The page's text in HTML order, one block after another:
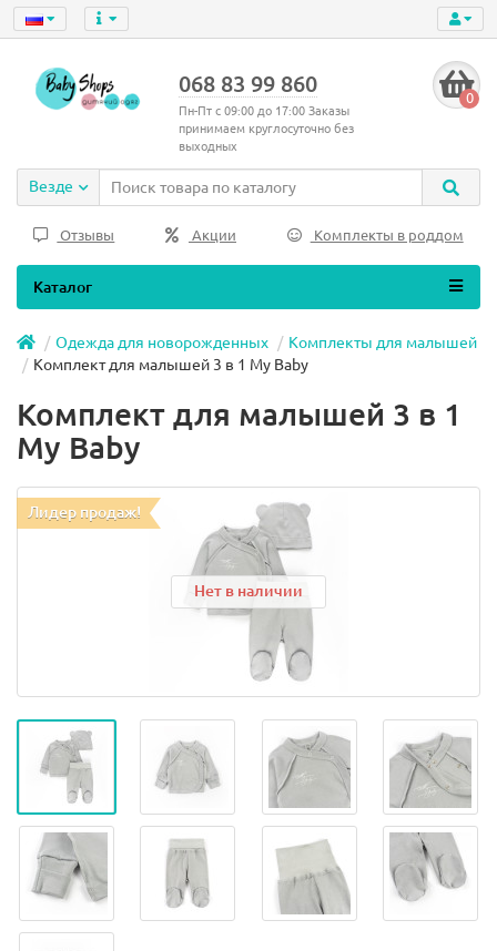
068 83 99 860
Пн-Пт с 09:00 до 17:00 Заказы
принимаем круглосуточно без
выходных
0
Везде
Отзывы Акции Комплекты в роддом
Каталог
Одежда для новорожденных
Комплекты для малышей
Комплект для малышей 3 в 1 My Baby
Комплект для малышей 3 в 1
My Baby
Лидер продаж!
Нет в наличии